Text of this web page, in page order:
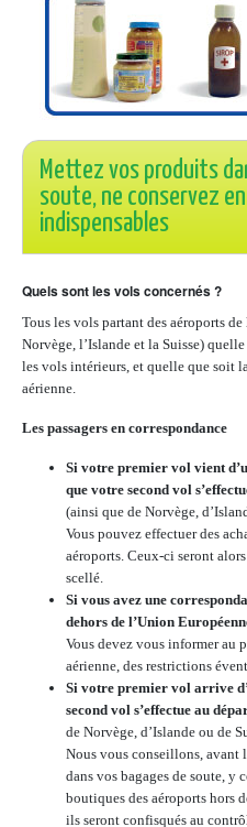
Mettez vos produits
soute, ne conservez
indispensables
Quels sont les vols concernés ?
Tous les vols partant des aéroports
Norvège, l’Islande et la Suisse)
les vols intérieurs, et quelle que soit
aérienne.
Les passagers en correspondance
Si votre premier vol vient
que votre second vol
(ainsi que de Norvège,
Vous pouvez effectuer des
aéroports. Ceux-ci seront
scellé.
Si vous avez une
dehors de l’Union
Vous devez vous informer au
aérienne, des restrictions
Si votre premier vol arrive
second vol s’effectue au
de Norvège, d’Islande ou de
Nous vous conseillons, avant
dans vos bagages de soute, y
boutiques des aéroports hors
ils seront confisqués au